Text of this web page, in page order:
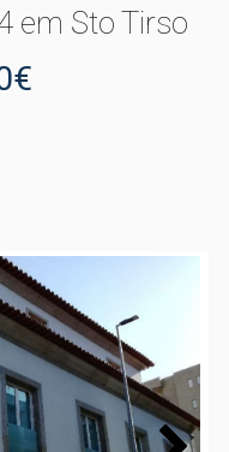
em Sto Tirso